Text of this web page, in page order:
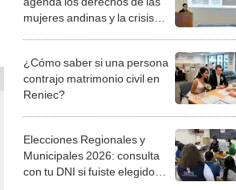
mujeres andinas y la crisis
¿Cómo saber si una persona
contrajo matrimonio civil en
Reniec?
Elecciones Regionales y
Municipales 2026: consulta
con tu DNI si fuiste elegido